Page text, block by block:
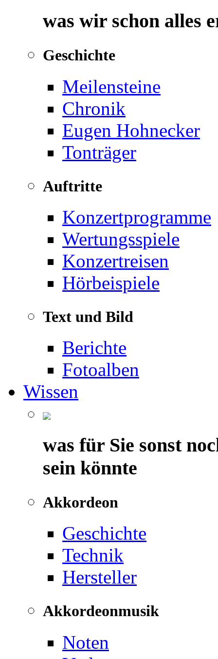
was wir schon alles
Geschichte
Meilensteine
Chronik
Eugen Hohnecker
Tonträger
Auftritte
Konzertprogramme
Wertungsspiele
Konzertreisen
Hörbeispiele
Text und Bild
Berichte
Fotoalben
Wissen
was für Sie sonst
sein könnte
Akkordeon
Geschichte
Technik
Hersteller
Akkordeonmusik
Noten